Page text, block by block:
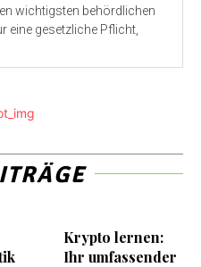
wichtigsten behördlichen
eine gesetzliche Pflicht,
Krypto lernen:
Ihr umfassender